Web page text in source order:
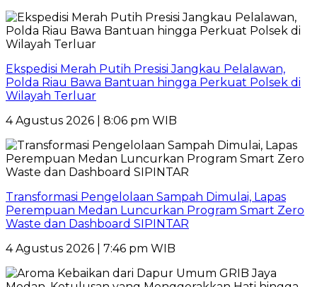
Ekspedisi Merah Putih Presisi Jangkau Pelalawan,
Polda Riau Bawa Bantuan hingga Perkuat Polsek di
Wilayah Terluar
4 Agustus 2026 | 8:06 pm WIB
Transformasi Pengelolaan Sampah Dimulai, Lapas
Perempuan Medan Luncurkan Program Smart Zero
Waste dan Dashboard SIPINTAR
4 Agustus 2026 | 7:46 pm WIB